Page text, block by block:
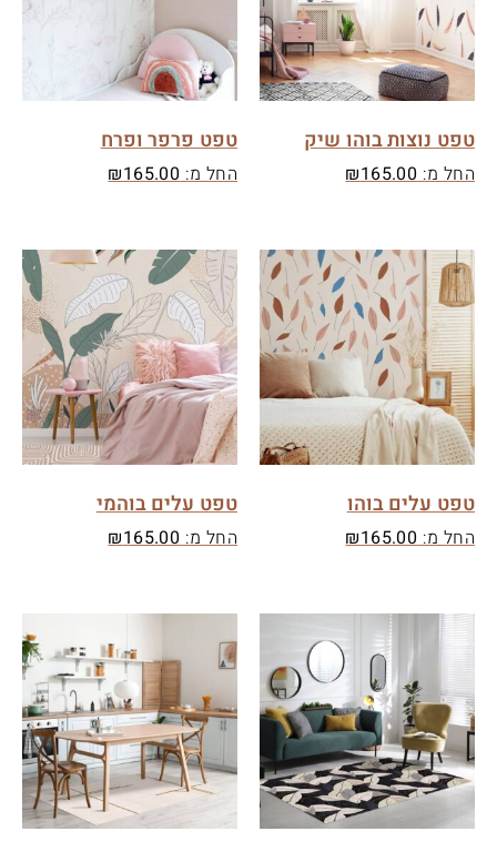
טפט נוצות בוהו שיק
החל מ: ₪165.00
טפט פרפר ופרח
החל מ: ₪165.00
טפט עלים בוהו
החל מ: ₪165.00
טפט עלים בוהמי
החל מ: ₪165.00